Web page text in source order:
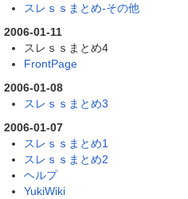
スレｓｓまとめ-その他
2006-01-11
スレｓｓまとめ4
FrontPage
2006-01-08
スレｓｓまとめ3
2006-01-07
スレｓｓまとめ1
スレｓｓまとめ2
ヘルプ
YukiWiki